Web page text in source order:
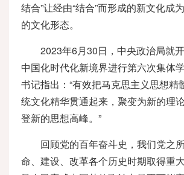
结合”让经由“结合”而形成的新文化成
的文化形态。
2023年6月30日，中央政治局就
中国化时代化新境界进行第六次集体
书记指出：“有效把马克思主义思想精
统文化精华贯通起来，聚变为新的理
登新的思想高峰。”
回顾党的百年奋斗史，我们党之
命、建设、改革各个历史时期取得重